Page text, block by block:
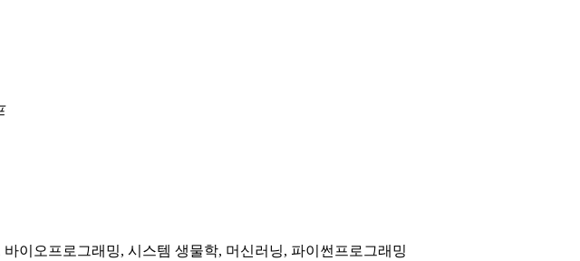
이오프로그래밍, 시스템 생물학, 머신러닝, 파이썬프로그래밍